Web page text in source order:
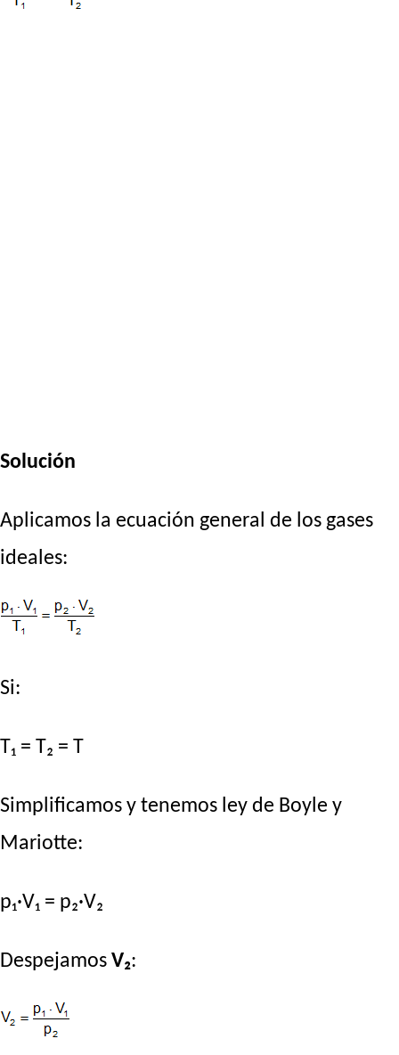
Solución
Aplicamos la ecuación general de los gases
ideales:
Si:
T₁ = T₂ = T
Simplificamos y tenemos ley de Boyle y
Mariotte:
p₁·V₁ = p₂·V₂
Despejamos V₂: